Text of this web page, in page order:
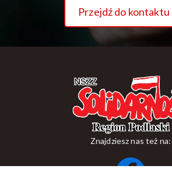
Przejdź do kontaktu
Znajdziesz nas też na: